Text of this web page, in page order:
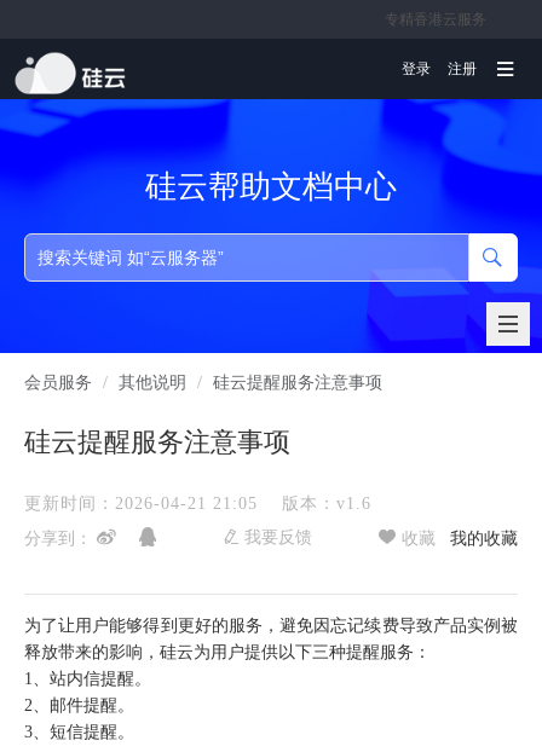
专精香港云服务
文档
登录 注册
硅云帮助文档中心
会员服务 / 其他说明 / 硅云提醒服务注意事项
硅云提醒服务注意事项
更新时间：2026-04-21 21:05
版本：v1.6
分享到：
我要反馈 收藏 我的收藏
为了让用户能够得到更好的服务，避免因忘记续费导致产品实例被
释放带来的影响，硅云为用户提供以下三种提醒服务：
1、站内信提醒。
2、邮件提醒。
3、短信提醒。